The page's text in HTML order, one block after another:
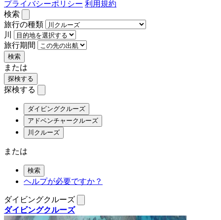
プライバシーポリシー 利用規約
検索
旅行の種類
川
旅行期間
検索
または
探検する
探検する
ダイビングクルーズ
アドベンチャークルーズ
川クルーズ
または
検索
ヘルプが必要ですか？
ダイビングクルーズ
ダイビングクルーズ